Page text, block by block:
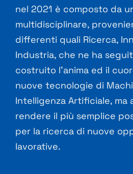
nel 2021 è composto da
multidisciplinare,
differenti quali Ricerca,
Industria, che ne ha
costruito l’anima ed il
nuove tecnologie di
Intelligenza Artificiale, ma
rendere il più semplice
per la ricerca di nuove
lavorative.